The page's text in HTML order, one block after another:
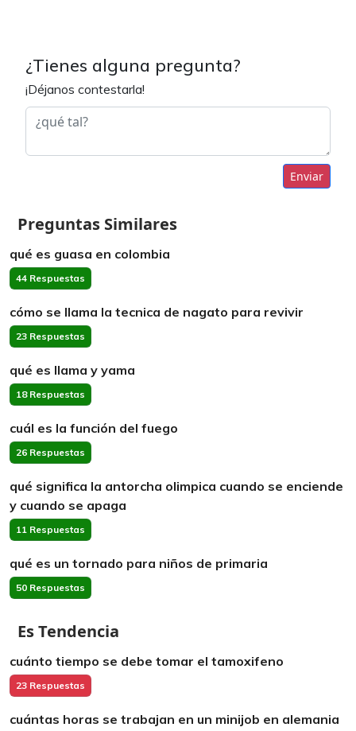
¿Tienes alguna pregunta?
¡Déjanos contestarla!
Enviar
Preguntas Similares
qué es guasa en colombia
44 Respuestas
cómo se llama la tecnica de nagato para revivir
23 Respuestas
qué es llama y yama
18 Respuestas
cuál es la función del fuego
26 Respuestas
qué significa la antorcha olimpica cuando se enciende
y cuando se apaga
11 Respuestas
qué es un tornado para niños de primaria
50 Respuestas
Es Tendencia
cuánto tiempo se debe tomar el tamoxifeno
23 Respuestas
cuántas horas se trabajan en un minijob en alemania